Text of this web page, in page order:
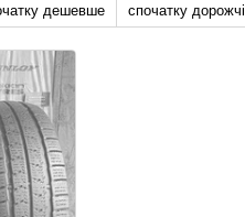
дешевше спочатку дорожчі